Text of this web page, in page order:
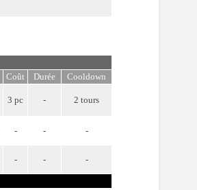
Coût Durée Cooldown
3 pc - 2 tours
- - -
- - -